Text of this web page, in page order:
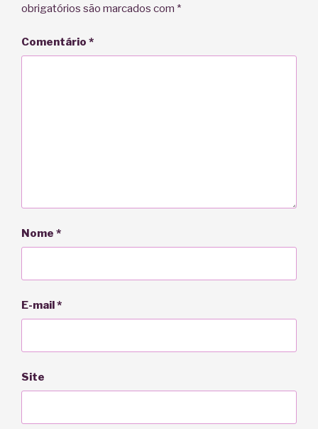
obrigatórios são marcados com *
Comentário *
Nome *
E-mail*
Site